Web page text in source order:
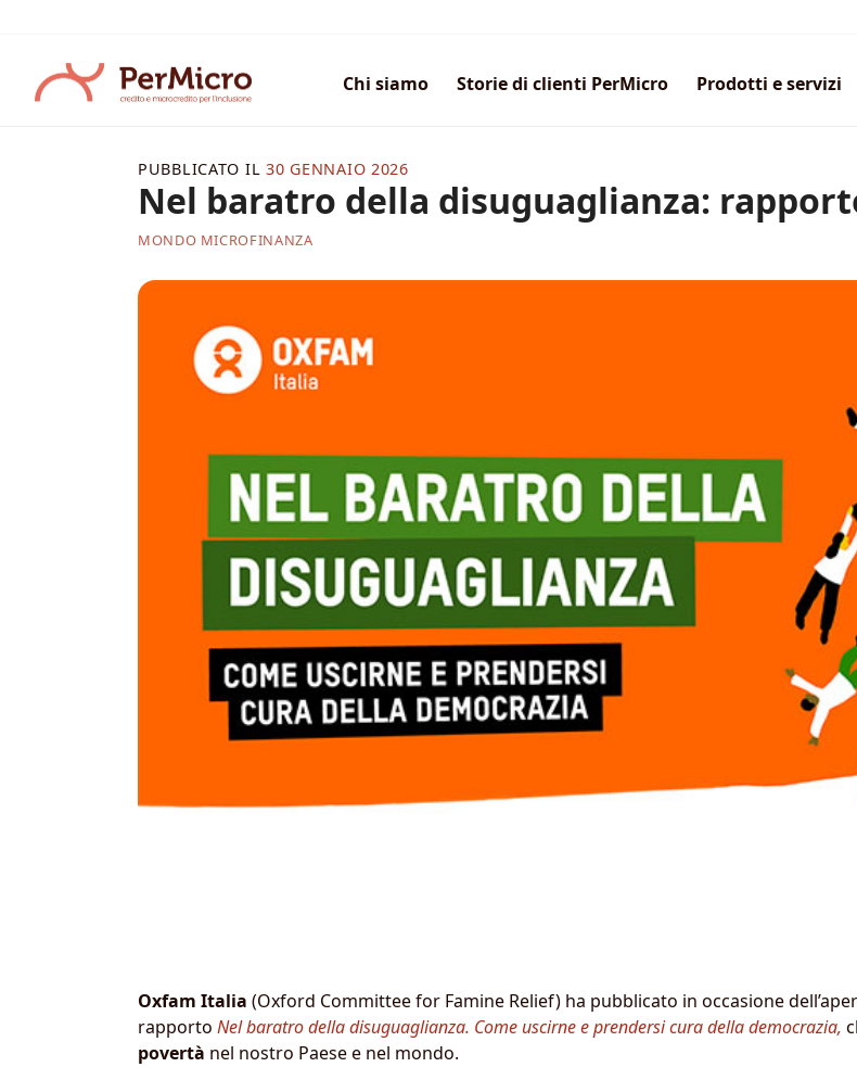
contenuti
Chi siamo Storie di clienti PerMicro Prodotti e servizi
MONDO MICROFINANZA
Nel baratro della disuguaglianza:
PUBBLICATO IL30 GENNAIO 2026
Oxfam Italia (Oxford Committee for Famine Relief) ha pubblicato in occasione
rapporto Nel baratro della disuguaglianza. Come uscirne e prendersi cura della democrazia,
povertà nel nostro Paese e nel mondo.